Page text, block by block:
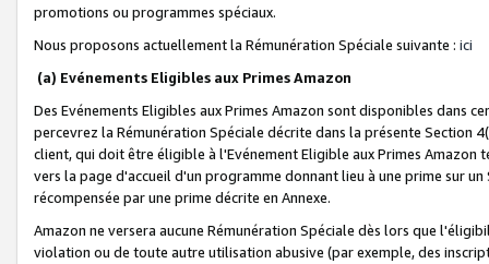
promotions ou programmes spéciaux.
Nous proposons actuellement la Rémunération Spéciale suivante : ici
(a) Evénements Eligibles aux Primes Amazon
Des Evénements Eligibles aux Primes Amazon sont disponibles dans
percevrez la Rémunération Spéciale décrite dans la présente Section
client, qui doit être éligible à l'Evénement Eligible aux Primes Amazon
vers la page d'accueil d'un programme donnant lieu à une prime sur
récompensée par une prime décrite en Annexe.
Amazon ne versera aucune Rémunération Spéciale dès lors que
violation ou de toute autre utilisation abusive (par exemple, des